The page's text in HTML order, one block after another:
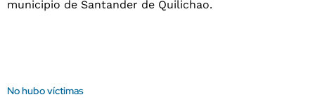
No hubo víctimas